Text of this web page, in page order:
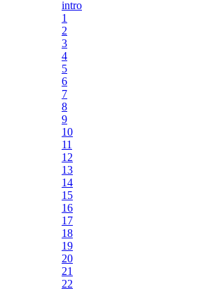
intro
1
2
3
4
5
6
7
8
9
10
11
12
13
14
15
16
17
18
19
20
21
22